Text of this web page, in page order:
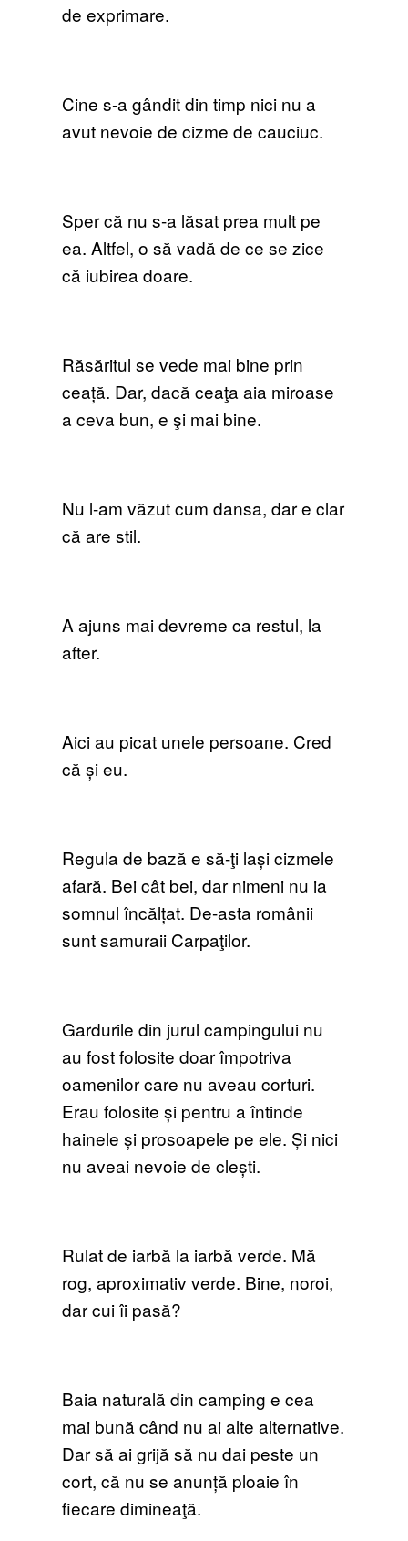
de exprimare.
Cine s-a gândit din timp nici nu a
avut nevoie de cizme de cauciuc.
Sper că nu s-a lăsat prea mult pe
ea. Altfel, o să vadă de ce se zice
că iubirea doare.
Răsăritul se vede mai bine prin
ceață. Dar, dacă ceaţa aia miroase
a ceva bun, e şi mai bine.
Nu l-am văzut cum dansa, dar e clar
că are stil.
A ajuns mai devreme ca restul, la
after.
Aici au picat unele persoane. Cred
că și eu.
Regula de bază e să-ţi lași cizmele
afară. Bei cât bei, dar nimeni nu ia
somnul încălțat. De-asta românii
sunt samuraii Carpaţilor.
Gardurile din jurul campingului nu
au fost folosite doar împotriva
oamenilor care nu aveau corturi.
Erau folosite și pentru a întinde
hainele și prosoapele pe ele. Și nici
nu aveai nevoie de clești.
Rulat de iarbă la iarbă verde. Mă
rog, aproximativ verde. Bine, noroi,
dar cui îi pasă?
Baia naturală din camping e cea
mai bună când nu ai alte alternative.
Dar să ai grijă să nu dai peste un
cort, că nu se anunță ploaie în
fiecare dimineaţă.